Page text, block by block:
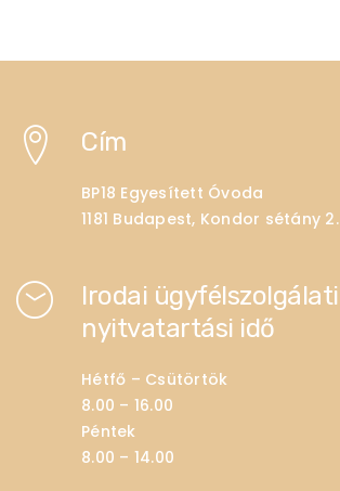
Cím
BP18 Egyesített Óvoda
1181 Budapest, Kondor sétány 2.
Irodai ügyfélszolgálati
nyitvatartási idő
Hétfő – Csütörtök
8.00 – 16.00
Péntek
8.00 – 14.00